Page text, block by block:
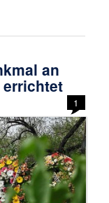
an
errichtet
1